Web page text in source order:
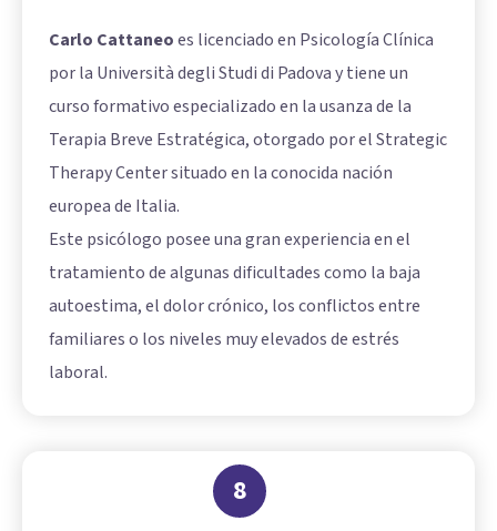
Carlo Cattaneoes licenciado en Psicología Clínica
por la Università degli Studi di Padova y tiene un
curso formativo especializado en la usanza de la
Terapia Breve Estratégica, otorgado por el Strategic
Therapy Center situado en la conocida nación
europea de Italia.
Este psicólogo posee una gran experiencia en el
tratamiento de algunas dificultades como la baja
autoestima, el dolor crónico, los conflictos entre
familiares o los niveles muy elevados de estrés
laboral.
8